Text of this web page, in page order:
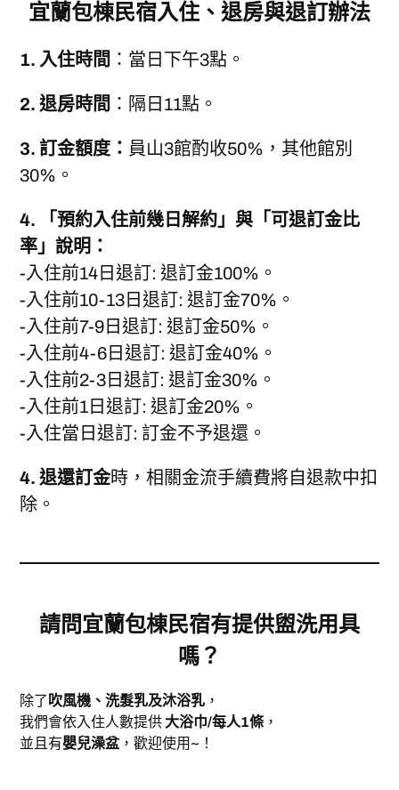
宜蘭包棟民宿入住、退房與退訂辦法
1. 入住時間 ：當日下午3點。
2. 退房時間 ：隔日11點。
3. 訂金額度： 員山3館酌收50%，其他館別
30%。
4. 「預約入住前幾日解約」與「可退訂金比
率」說明：
-入住前14日退訂: 退訂金100%。
-入住前10-13日退訂: 退訂金70%。
-入住前7-9日退訂: 退訂金50%。
-入住前4-6日退訂: 退訂金40%。
-入住前2-3日退訂: 退訂金30%。
-入住前1日退訂: 退訂金20%。
-入住當日退訂: 訂金不予退還。
4. 退還訂金時，相關金流手續費將自退款中扣
除。
請問宜蘭包棟民宿有提供盥洗用具
嗎？
除了 吹風機、洗髮乳及沐浴乳 ，
我們會依入住人數提供 大浴巾/每人1條 ，
並且有嬰兒澡盆，歡迎使用~！